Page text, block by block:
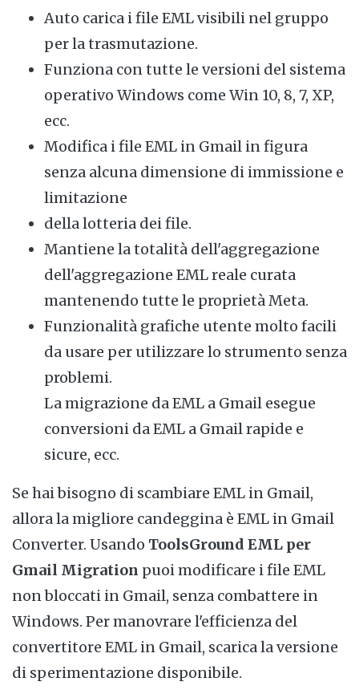
Auto carica i file EML visibili nel gruppo
per la trasmutazione.
Funziona con tutte le versioni del sistema
operativo Windows come Win 10, 8, 7, XP,
ecc.
Modifica i file EML in Gmail in figura
senza alcuna dimensione di immissione e
limitazione
della lotteria dei file.
Mantiene la totalità dell'aggregazione
dell'aggregazione EML reale curata
mantenendo tutte le proprietà Meta.
Funzionalità grafiche utente molto facili
da usare per utilizzare lo strumento senza
problemi.
La migrazione da EML a Gmail esegue
conversioni da EML a Gmail rapide e
sicure, ecc.
Se hai bisogno di scambiare EML in Gmail,
allora la migliore candeggina è EML in Gmail
Converter. Usando ToolsGround EML per
Gmail Migration puoi modificare i file EML
non bloccati in Gmail, senza combattere in
Windows. Per manovrare l'efficienza del
convertitore EML in Gmail, scarica la versione
di sperimentazione disponibile.